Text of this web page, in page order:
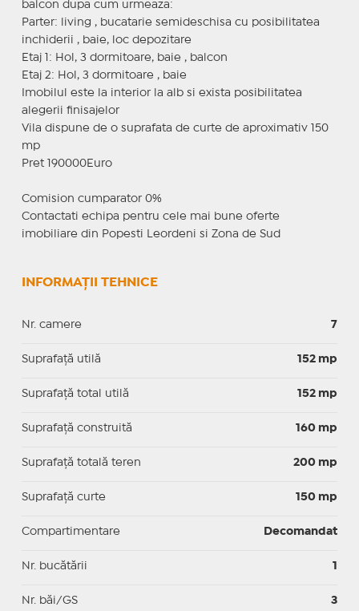
balcon dupa cum urmeaza:
Parter: living , bucatarie semideschisa cu posibilitatea
inchiderii , baie, loc depozitare
Etaj 1: Hol, 3 dormitoare, baie , balcon
Etaj 2: Hol, 3 dormitoare , baie
Imobilul este la interior la alb si exista posibilitatea
alegerii finisajelor
Vila dispune de o suprafata de curte de aproximativ 150
mp
Pret 190000Euro
Comision cumparator 0%
Contactati echipa pentru cele mai bune oferte
imobiliare din Popesti Leordeni si Zona de Sud
INFORMAȚII TEHNICE
Nr. camere 7
Suprafaţă utilă 152 mp
Suprafaţă total utilă 152 mp
Suprafaţă construită 160 mp
Suprafață totală teren 200 mp
Suprafaţă curte 150 mp
Compartimentare Decomandat
Nr. bucătării 1
Nr. băi/GS 3